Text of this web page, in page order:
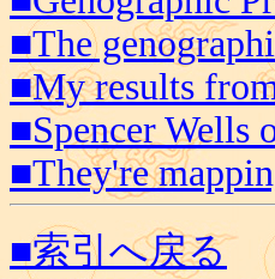
■The
■My results
■Spencer Wells
■They're
■索引へ戻る